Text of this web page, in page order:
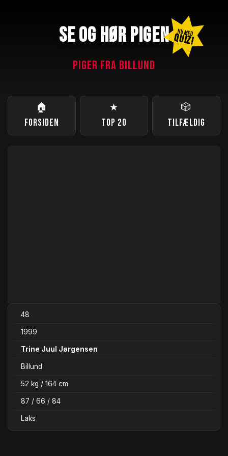
SE OG HØR PIGEN NU MED
QUIZ!
PIGER FRA BILLUND
🏠
FORSIDEN
★
TOP 20
🎲
TILFÆLDIG
48
1999
Trine Juul Jørgensen
Billund
52 kg / 164 cm
87 / 66 / 84
Laks